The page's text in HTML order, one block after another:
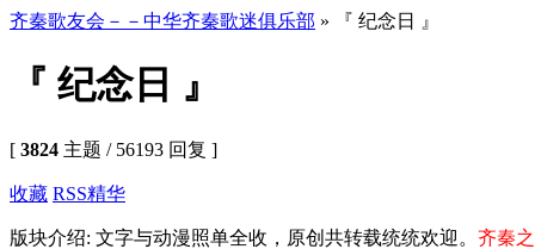
齐秦歌友会－－中华齐秦歌迷俱乐部 » 『 纪念日 』
『 纪念日 』
[ 3824 主题 / 56193 回复 ]
收藏 RSS精华
版块介绍: 文字与动漫照单全收，原创共转载统统欢迎。 齐秦